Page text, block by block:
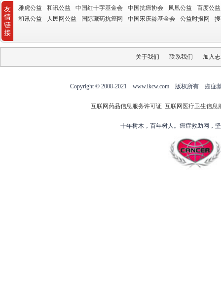
友
情
链
接
雅虎公益 和讯公益 中国红十字基金会 中国抗癌协会 凤凰公益
百度公益
和讯公益
人民网公益 国际藏药抗癌网 中国宋庆龄基金会 公益时报网
关于我们 联系我们 加入
Copyright © 2008-2021 www.ikcw.com 版权所有 癌症
互联网药品信息服务许可证 互联网医疗卫生信息
十年树木，百年树人。癌症救助网，